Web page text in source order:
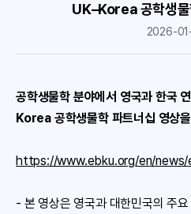
UK–Korea 공학생물
2026-
공학생물학 분야에서 영국과 한국
Korea 공학생물학 파트너십 영상
https://www.ebku.org/en/
- 본 영상은 영국과 대한민국의 주